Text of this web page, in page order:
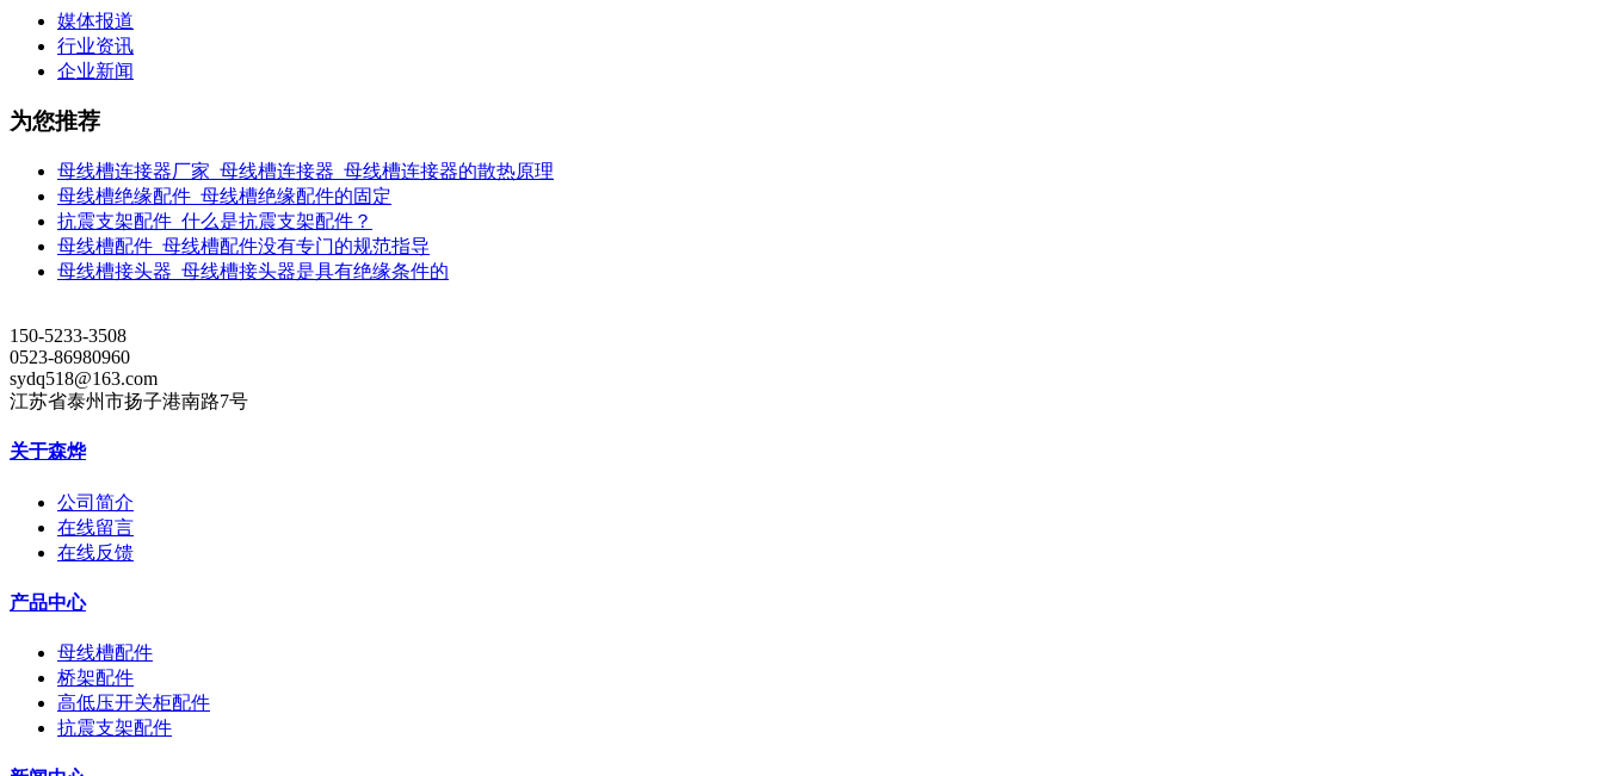
媒体报道
行业资讯
企业新闻
为您推荐
母线槽连接器厂家_母线槽连接器_母线槽连接器的散热原理
母线槽绝缘配件_母线槽绝缘配件的固定
抗震支架配件_什么是抗震支架配件？
母线槽配件_母线槽配件没有专门的规范指导
母线槽接头器_母线槽接头器是具有绝缘条件的
150-5233-3508
0523-86980960
sydq518@163.com
江苏省泰州市扬子港南路7号
关于森烨
公司简介
在线留言
在线反馈
产品中心
母线槽配件
桥架配件
高低压开关柜配件
抗震支架配件